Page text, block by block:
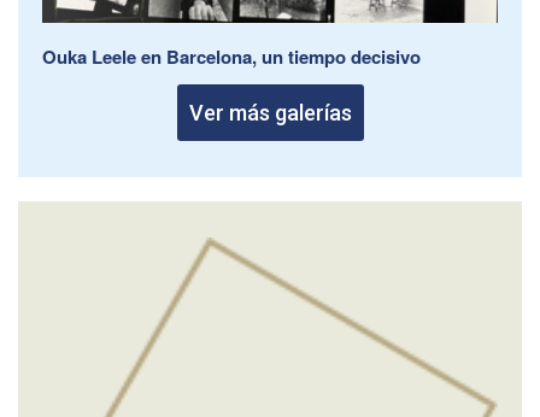
Ouka Leele en Barcelona, un tiempo decisivo
Ver más galerías